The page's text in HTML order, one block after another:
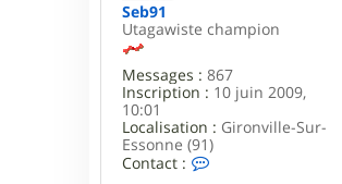
Seb91
Utagawiste champion
Messages : 867
Inscription : 10 juin 2009,
10:01
Localisation : Gironville-Sur-
Essonne (91)
Contact :